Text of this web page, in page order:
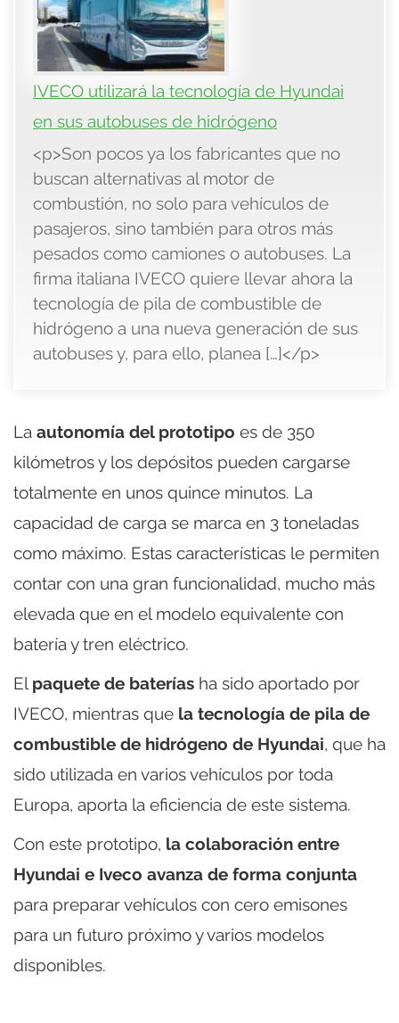
IVECO utilizará la tecnología de Hyundai
en sus autobuses de hidrógeno
<p>Son pocos ya los fabricantes que no
buscan alternativas al motor de
combustión, no solo para vehículos de
pasajeros, sino también para otros más
pesados como camiones o autobuses. La
firma italiana IVECO quiere llevar ahora la
tecnología de pila de combustible de
hidrógeno a una nueva generación de sus
autobuses y, para ello, planea […]</p>
La autonomía del prototipo es de 350
kilómetros y los depósitos pueden cargarse
totalmente en unos quince minutos. La
capacidad de carga se marca en 3 toneladas
como máximo. Estas características le permiten
contar con una gran funcionalidad, mucho más
elevada que en el modelo equivalente con
batería y tren eléctrico.
El paquete de baterías ha sido aportado por
IVECO, mientras que la tecnología de pila de
combustible de hidrógeno de Hyundai, que ha
sido utilizada en varios vehículos por toda
Europa, aporta la eficiencia de este sistema.
Con este prototipo, la colaboración entre
Hyundai e Iveco avanza de forma conjunta
para preparar vehículos con cero emisones
para un futuro próximo y varios modelos
disponibles.